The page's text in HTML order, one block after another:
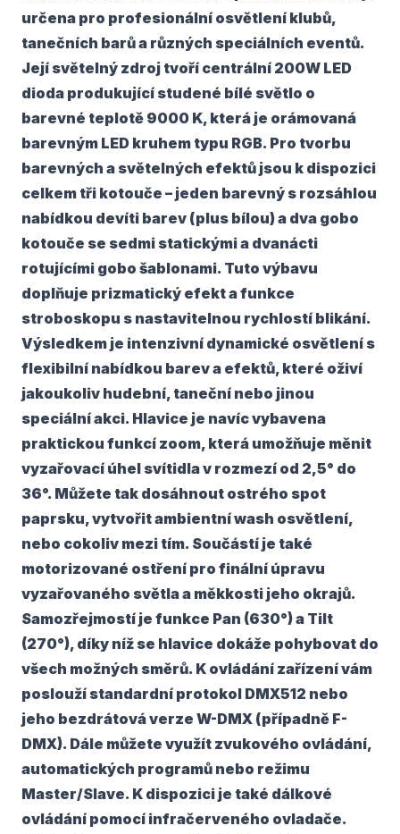
určena pro profesionální osvětlení klubů,
tanečních barů a různých speciálních eventů.
Její světelný zdroj tvoří centrální 200W LED
dioda produkující studené bílé světlo o
barevné teplotě 9000 K, která je orámovaná
barevným LED kruhem typu RGB. Pro tvorbu
barevných a světelných efektů jsou k dispozici
celkem tři kotouče – jeden barevný s rozsáhlou
nabídkou devíti barev (plus bílou) a dva gobo
kotouče se sedmi statickými a dvanácti
rotujícími gobo šablonami. Tuto výbavu
doplňuje prizmatický efekt a funkce
stroboskopu s nastavitelnou rychlostí blikání.
Výsledkem je intenzivní dynamické osvětlení s
flexibilní nabídkou barev a efektů, které oživí
jakoukoliv hudební, taneční nebo jinou
speciální akci. Hlavice je navíc vybavena
praktickou funkcí zoom, která umožňuje měnit
vyzařovací úhel svítidla v rozmezí od 2,5° do
36°. Můžete tak dosáhnout ostrého spot
paprsku, vytvořit ambientní wash osvětlení,
nebo cokoliv mezi tím. Součástí je také
motorizované ostření pro finální úpravu
vyzařovaného světla a měkkosti jeho okrajů.
Samozřejmostí je funkce Pan (630°) a Tilt
(270°), díky níž se hlavice dokáže pohybovat do
všech možných směrů. K ovládání zařízení vám
poslouží standardní protokol DMX512 nebo
jeho bezdrátová verze W-DMX (případně F-
DMX). Dále můžete využít zvukového ovládání,
automatických programů nebo režimu
Master/Slave. K dispozici je také dálkové
ovládání pomocí infračerveného ovladače.